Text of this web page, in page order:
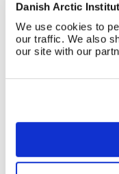
Danish Arctic
We use cookies to
our traffic. We also
our site with our
2 12
1
1 12
2